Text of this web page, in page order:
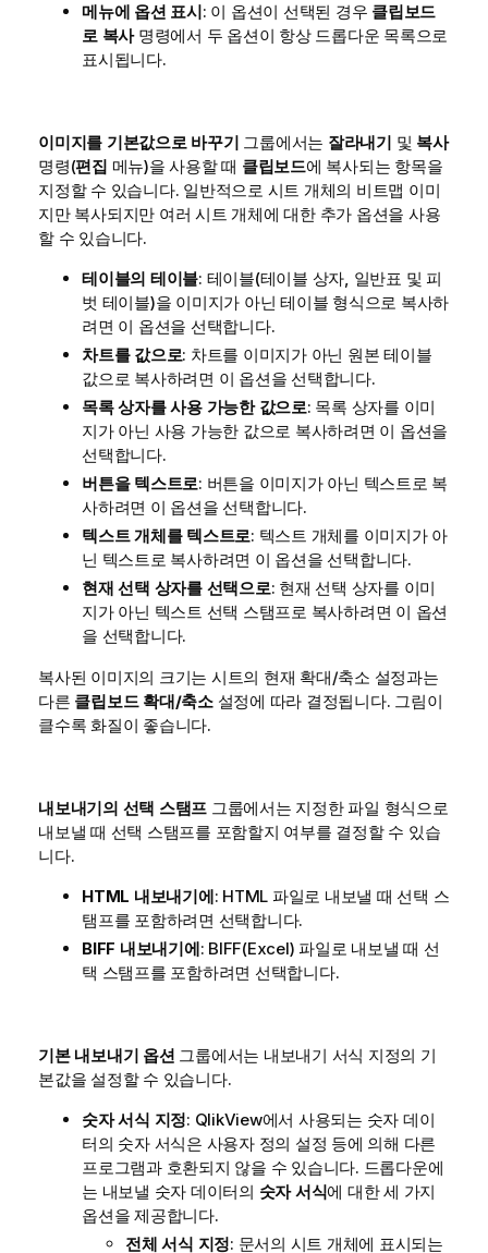
메뉴에 옵션 표시: 이 옵션이 선택된 경우 클립보드
로 복사명령에서 두 옵션이 항상 드롭다운 목록으로
표시됩니다.
이미지를 기본값으로 바꾸기 그룹에서는 잘라내기 및 복사
명령(편집 메뉴)을 사용할 때 클립보드에 복사되는 항목을
지정할 수 있습니다. 일반적으로 시트 개체의 비트맵 이미
지만 복사되지만 여러 시트 개체에 대한 추가 옵션을 사용
할 수 있습니다.
테이블의 테이블: 테이블(테이블 상자, 일반표 및 피
벗 테이블)을 이미지가 아닌 테이블 형식으로 복사하
려면 이 옵션을 선택합니다.
차트를 값으로: 차트를 이미지가 아닌 원본 테이블
값으로 복사하려면 이 옵션을 선택합니다.
목록 상자를 사용 가능한 값으로: 목록 상자를 이미
지가 아닌 사용 가능한 값으로 복사하려면 이 옵션을
선택합니다.
버튼을 텍스트로: 버튼을 이미지가 아닌 텍스트로 복
사하려면 이 옵션을 선택합니다.
텍스트 개체를 텍스트로: 텍스트 개체를 이미지가 아
닌 텍스트로 복사하려면 이 옵션을 선택합니다.
현재 선택 상자를 선택으로: 현재 선택 상자를 이미
지가 아닌 텍스트 선택 스탬프로 복사하려면 이 옵션
을 선택합니다.
복사된 이미지의 크기는 시트의 현재 확대/축소 설정과는
다른 클립보드 확대/축소설정에 따라 결정됩니다. 그림이
클수록 화질이 좋습니다.
내보내기의 선택 스탬프 그룹에서는 지정한 파일 형식으로
내보낼 때 선택 스탬프를 포함할지 여부를 결정할 수 있습
니다.
HTML 내보내기에: HTML 파일로 내보낼 때 선택 스
탬프를 포함하려면 선택합니다.
BIFF 내보내기에: BIFF(Excel) 파일로 내보낼 때 선
택 스탬프를 포함하려면 선택합니다.
기본 내보내기 옵션 그룹에서는 내보내기 서식 지정의 기
본값을 설정할 수 있습니다.
숫자 서식 지정: QlikView에서 사용되는 숫자 데이
터의 숫자 서식은 사용자 정의 설정 등에 의해 다른
프로그램과 호환되지 않을 수 있습니다. 드롭다운에
는 내보낼 숫자 데이터의 숫자 서식에 대한 세 가지
옵션을 제공합니다.
전체 서식 지정: 문서의 시트 개체에 표시되는